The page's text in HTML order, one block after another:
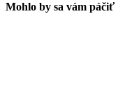
Mohlo by sa vám páčiť